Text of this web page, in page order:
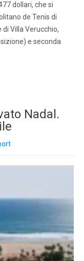
dollari, che si
de Tenis di
Villa Verucchio,
e seconda
Nadal.